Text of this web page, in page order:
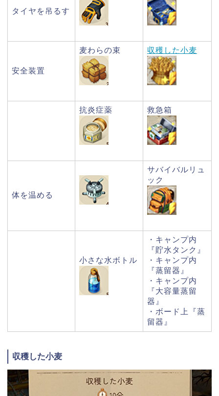
タイヤを吊るす
安全装置
麦わらの束 収穫した小麦
抗炎症薬 救急箱
体を温める
サバイバルリュ
ック
小さな水ボトル
・キャンプ内
『貯水タンク』
・キャンプ内
『蒸留器』
・キャンプ内
『大容量蒸留
器』
・ボード上『蒸
留器』
収穫した小麦